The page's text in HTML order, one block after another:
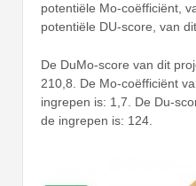
potentiële Mo-coëfficiënt,
potentiële DU-score, van
De DuMo-score van dit
210,8. De Mo-coëfficiënt
ingrepen is: 1,7. De Du-
de ingrepen is: 124.